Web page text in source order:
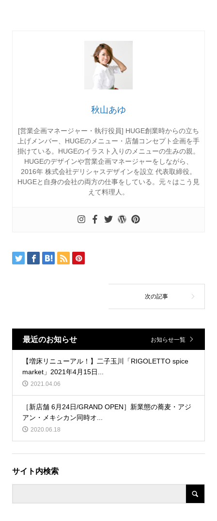
秋山あゆ
[営業企画マネージャー・執行役員] HUGE創業時からの立ち
上げメンバー、HUGEのメニュー・店舗コンセプト企画を手
掛けている。HUGEのイラスト入りのメニューの生みの親。
HUGEのデザインや営業企画マネージャーをしながら、
2016年 株式会社デリシャスデザインを設立 代表取締役。
HUGEと自身の会社の両方の仕事をしている。元々はこう見
えて料理人。
最近のお知らせ お知らせ一覧
【増床リニューアル！】二子玉川「RIGOLETTO spice
market」2021年4月15日...
2021.04.06
［新店舗 6月24日/GRAND OPEN］新業態の蕎麦・アジ
アン・メキシカン同時オ...
2020.06.18
サイト内検索